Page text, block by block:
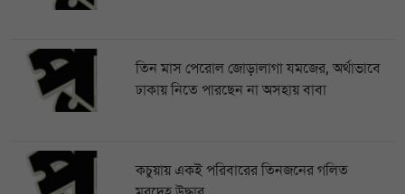
তিন মাস পেরোল জোড়ালাগা যমজের, অর্থাভাবে
ঢাকায় নিতে পারছেন না অসহায় বাবা
কচুয়ায় একই পরিবারের তিনজনের গলিত